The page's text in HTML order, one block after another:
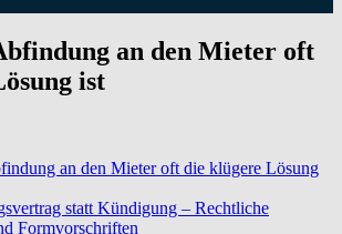
an den Mieter oft
ist
an den Mieter oft die klügere Lösung
statt Kündigung – Rechtliche
Formvorschriften